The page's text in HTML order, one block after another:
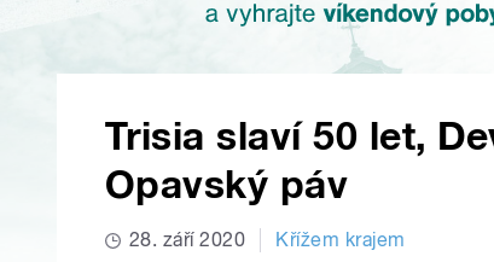
Trisia slaví 50 let,
Opavský páv
28. září 2020 Křížem krajem